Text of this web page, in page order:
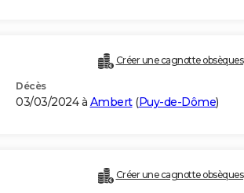
Créer une cagnotte obsèques
Décès
03/03/2024 à Ambert(Puy-de-Dôme)
Créer une cagnotte obsèques